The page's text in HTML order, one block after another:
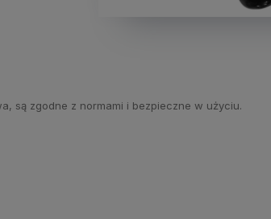
są zgodne z normami i bezpieczne w użyciu.